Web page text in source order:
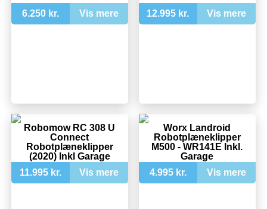
6.250 kr. Vis mere 12.995 kr. Vis mere
Robomow RC 308 U
Connect
Robotplæneklipper
(2020) Inkl Garage
11.995 kr.
Vis mere
Worx Landroid
Robotplæneklipper
M500 - WR141E Inkl.
Garage
4.995 kr.
Vis mere